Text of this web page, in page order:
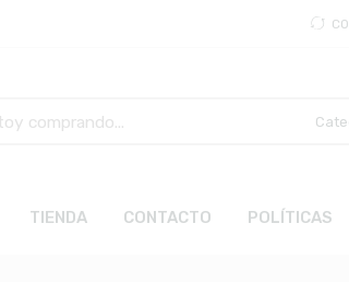
TIENDA CONTACTO POLÍTICAS